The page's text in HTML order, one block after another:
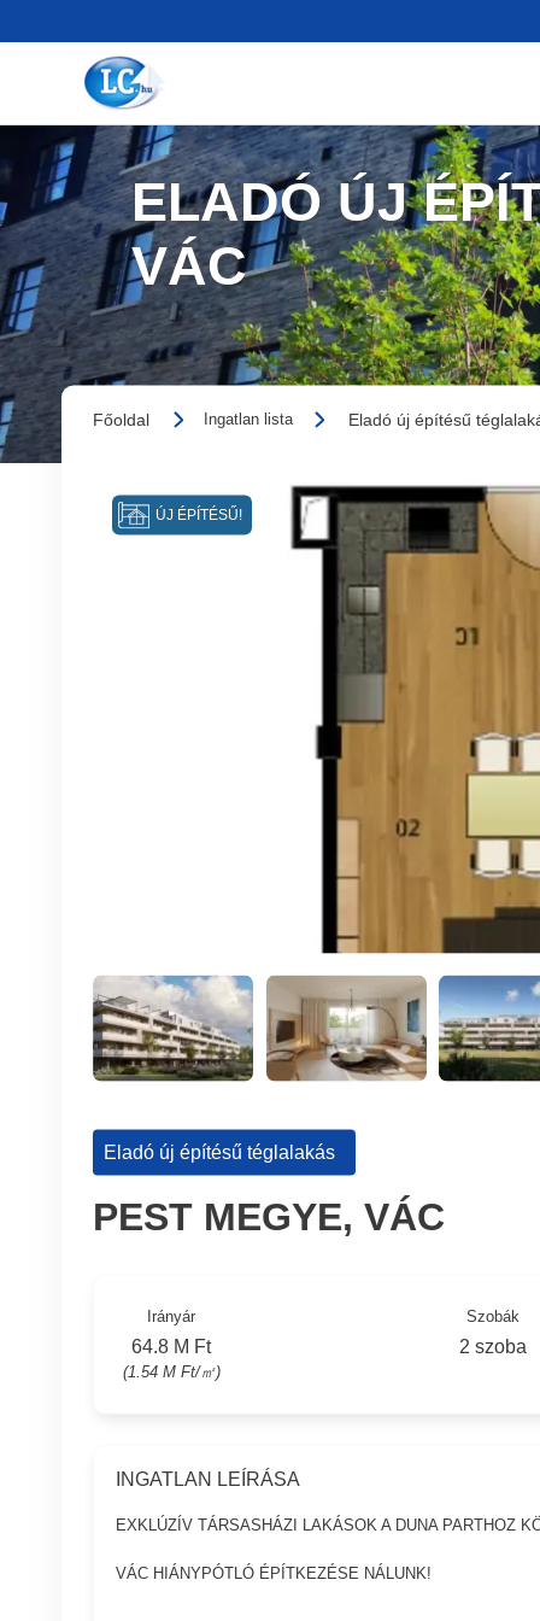
ELADÓ ÚJ
VÁC
Főoldal Ingatlan lista Eladó új építésű
ÚJ ÉPÍTÉSŰ!
Eladó új építésű téglalakás
PEST MEGYE, VÁC
Irányár
64.8 M Ft
(1.54 M Ft/㎡)
Szobák
2 szoba
INGATLAN LEÍRÁSA
EXKLÚZÍV TÁRSASHÁZI LAKÁSOK A DUNA PARTHOZ
VÁC HIÁNYPÓTLÓ ÉPÍTKEZÉSE NÁLUNK!